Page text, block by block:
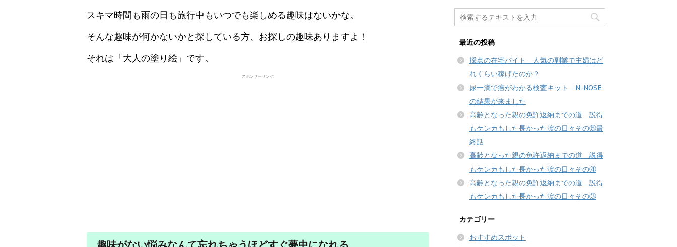
スキマ時間も雨の日も旅行中もいつでも楽しめる趣味はないかな。
そんな趣味が何かないかと探している方、お探しの趣味ありますよ！
それは「大人の塗り絵」です。
スポンサーリンク
最近の投稿
採点の在宅バイト 人気の副業で主婦はど
れくらい稼げたのか？
尿一滴で癌がわかる検査キット N-NOSE
の結果が来ました
高齢となった親の免許返納までの道 説得
もケンカもした長かった涙の日々その⑤最
終話
高齢となった親の免許返納までの道 説得
もケンカもした長かった涙の日々その④
高齢となった親の免許返納までの道 説得
もケンカもした長かった涙の日々その③
カテゴリー
おすすめスポット